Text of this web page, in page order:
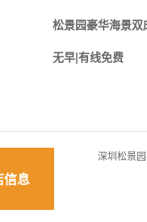
松景园豪华海景双
无早|有线免费
信息
深圳松景园